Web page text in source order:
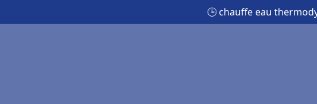
🕒 chauffe eau